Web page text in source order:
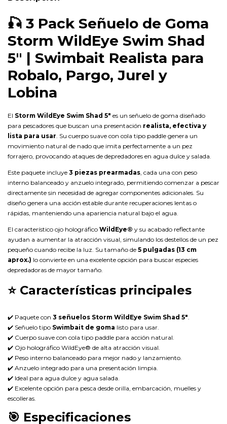
🎣 3 Pack Señuelo de Goma
Storm WildEye Swim Shad
5" | Swimbait Realista para
Robalo, Pargo, Jurel y
Lobina
El Storm WildEye Swim Shad 5" es un señuelo de goma diseñado
para pescadores que buscan una presentación realista, efectiva y
lista para usar . Su cuerpo suave con cola tipo paddle genera un
movimiento natural de nado que imita perfectamente a un pez
forrajero, provocando ataques de depredadores en agua dulce y salada.
Este paquete incluye 3 piezas prearmadas , cada una con peso
interno balanceado y anzuelo integrado, permitiendo comenzar a pescar
directamente sin necesidad de agregar componentes adicionales. Su
diseño genera una acción estable durante recuperaciones lentas o
rápidas, manteniendo una apariencia natural bajo el agua.
El característico ojo holográfico WildEye® y su acabado reflectante
ayudan a aumentar la atracción visual, simulando los destellos de un pez
pequeño cuando recibe la luz. Su tamaño de 5 pulgadas (13 cm
aprox.) lo convierte en una excelente opción para buscar especies
depredadoras de mayor tamaño.
⭐ Características principales
✔️ Paquete con 3 señuelos Storm WildEye Swim Shad 5"
✔️ Señuelo tipo Swimbait de goma listo para usar.
✔️ Cuerpo suave con cola tipo paddle para acción natural.
✔️ Ojo holográfico WildEye® de alta atracción visual.
✔️ Peso interno balanceado para mejor nado y lanzamiento.
✔️ Anzuelo integrado para una presentación limpia.
✔️ Ideal para agua dulce y agua salada.
✔️ Excelente opción para pesca desde orilla, embarcación, muelles y
escolleras.
🎯 Especificaciones